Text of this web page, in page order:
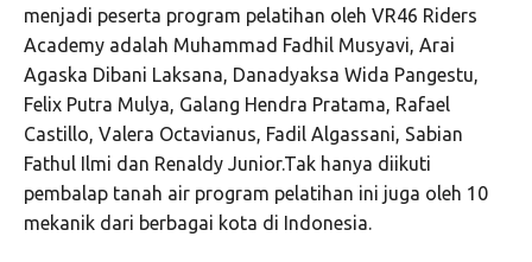
menjadi peserta program pelatihan oleh VR46 Riders
Academy adalah Muhammad Fadhil Musyavi, Arai
Agaska Dibani Laksana, Danadyaksa Wida Pangestu,
Felix Putra Mulya, Galang Hendra Pratama, Rafael
Castillo, Valera Octavianus, Fadil Algassani, Sabian
Fathul Ilmi dan Renaldy Junior.Tak hanya diikuti
pembalap tanah air program pelatihan ini juga oleh 10
mekanik dari berbagai kota di Indonesia.